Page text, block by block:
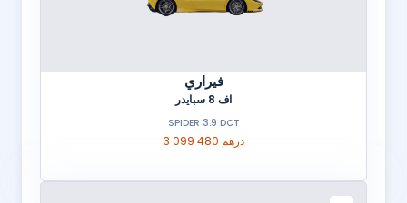
فيراري
اف 8 سبايدر
SPIDER 3.9 DCT
3 099 480 درهم